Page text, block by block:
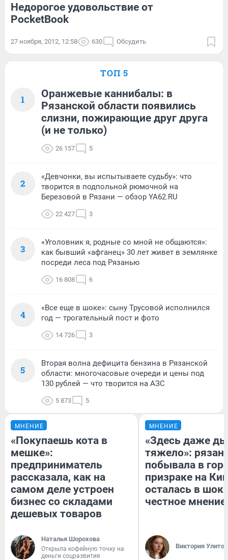
Недорогое удовольствие от
PocketBook
27 ноября, 2012, 12:58 630 Обсудить
ТОП 5
1
Оранжевые каннибалы: в
Рязанской области появились
слизни, пожирающие друг друга
(и не только)
26 157 5
2
«Девчонки, вы испытываете судьбу»: что
творится в подпольной рюмочной на
Березовой в Рязани — обзор YA62.RU
22 427 3
3
«Уголовник я, родные со мной не общаются»:
как бывший «афганец» 30 лет живет в землянке
посреди леса под Рязанью
16 808 6
4
«Все еще в шоке»: сыну Трусовой исполнился
год — трогательный пост и фото
14 726 3
5
Вторая волна дефицита бензина в Рязанской
области: многочасовые очереди и цены под
130 рублей — что творится на АЗС
5 873 5
МНЕНИЕ
«Покупаешь кота в
мешке»:
предприниматель
рассказала, как на
самом деле устроен
бизнес со складами
дешевых товаров
Наталья Шорохова
Открыла кофейную точку на
деньги соцразвития
МНЕНИЕ
«Здесь даже
тяжело»:
побывала в
призраке на
осталась в
честное мнение
Виктория